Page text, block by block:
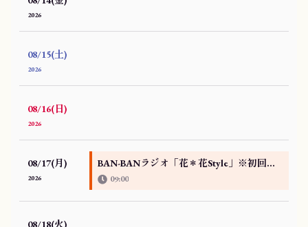
2026
08/15(土)
2026
08/16(日)
2026
08/17(月)
2026
BAN-BANラジオ「花＊花Style」※初回放送版
09:00
08/18(火)